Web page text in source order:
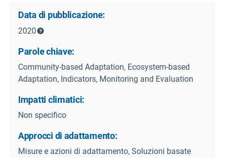
Data di pubblicazione:
2020
Parole chiave:
Community-based Adaptation, Ecosystem-based
Adaptation, Indicators, Monitoring and Evaluation
Impatti climatici:
Non specifico
Approcci di adattamento:
Misure e azioni di adattamento, Soluzioni basate